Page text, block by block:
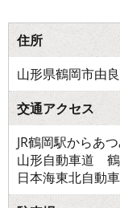
住所
山形県鶴岡市由良
交通アクセス
JR鶴岡駅からあ
山形自動車道 鶴
日本海東北自動